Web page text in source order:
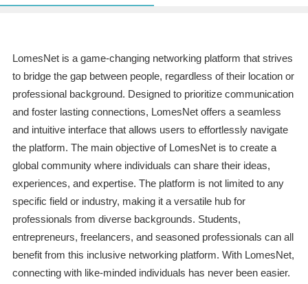
LomesNet is a game-changing networking platform that strives
to bridge the gap between people, regardless of their location or
professional background. Designed to prioritize communication
and foster lasting connections, LomesNet offers a seamless
and intuitive interface that allows users to effortlessly navigate
the platform. The main objective of LomesNet is to create a
global community where individuals can share their ideas,
experiences, and expertise. The platform is not limited to any
specific field or industry, making it a versatile hub for
professionals from diverse backgrounds. Students,
entrepreneurs, freelancers, and seasoned professionals can all
benefit from this inclusive networking platform. With LomesNet,
connecting with like-minded individuals has never been easier.